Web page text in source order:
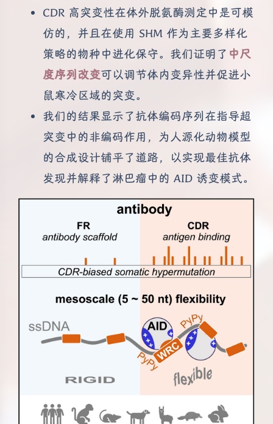
CDR 高突变性在体外脱氨酶测定中是可模
仿的，并且在使用 SHM 作为主要多样化
策略的物种中进化保守。我们证明了 中尺
度序列改变可以调节体内变异性并促进小
鼠寒冷区域的突变。
我们的结果显示了抗体编码序列在指导超
突变中的非编码作用，为人源化动物模型
的合成设计铺平了道路，以实现最佳抗体
发现并解释了淋巴瘤中的 AID 诱变模式。